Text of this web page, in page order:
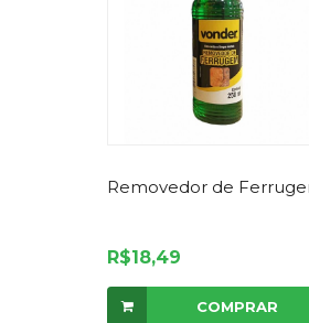
Removedor de
R$18,49
COMPRAR